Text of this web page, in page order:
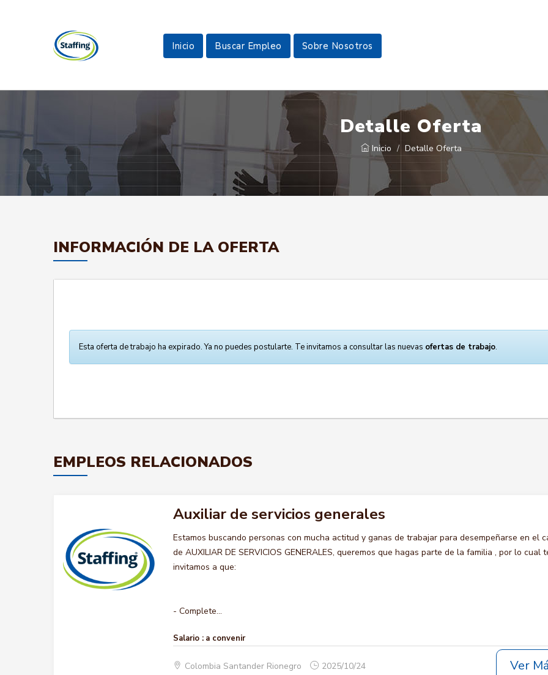
Inicio Buscar Empleo Sobre Nosotros
Detalle Oferta
Inicio Detalle Oferta
INFORMACIÓN DE LA OFERTA
Esta oferta de trabajo ha expirado. Ya no puedes postularte. Te invitamos a consultar las nuevas ofertas de trabajo.
EMPLEOS RELACIONADOS
Auxiliar de servicios generales
Estamos buscando personas con mucha actitud y ganas de trabajar para desempeñarse en el
de AUXILIAR DE SERVICIOS GENERALES, queremos que hagas parte de la familia , por lo cual
invitamos a que:
- Complete...
Salario : a convenir
Colombia Santander Rionegro 2025/10/24 Ver